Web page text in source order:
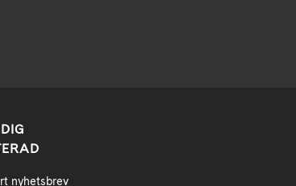
nyhetsbrev